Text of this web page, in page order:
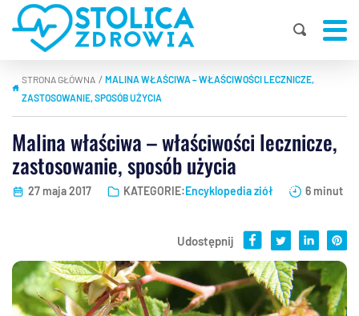
STRONA GŁÓWNA | MALINA WŁAŚCIWA – WŁAŚCIWOŚCI LECZNICZE,
ZASTOSOWANIE, SPOSÓB UŻYCIA
Malina właściwa – właściwości lecznicze,
zastosowanie, sposób użycia
27 maja 2017 KATEGORIE:Encyklopedia ziół 6 minut
Udostępnij